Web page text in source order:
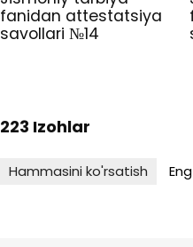
fanidan attestatsiya
savollari №14
223 Izohlar
Hammasini ko'rsatish